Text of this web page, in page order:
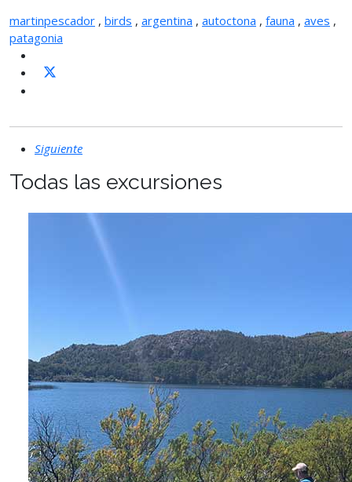
martinpescador , birds , argentina , autoctona , fauna , aves ,
patagonia
Siguiente
Todas las excursiones